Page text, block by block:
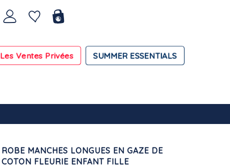
SUMMER ESSENTIALS
Les Ventes Privées
ROBE MANCHES LONGUES EN GAZE DE
COTON FLEURIE ENFANT FILLE